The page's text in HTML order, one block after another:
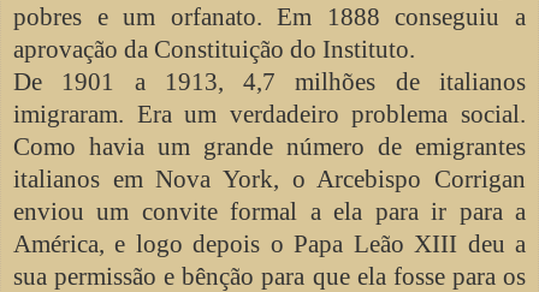
pobres e um orfanato. Em 1888 conseguiu a
aprovação da Constituição do Instituto.
De 1901 a 1913, 4,7 milhões de italianos
imigraram. Era um verdadeiro problema social.
Como havia um grande número de emigrantes
italianos em Nova York, o Arcebispo Corrigan
enviou um convite formal a ela para ir para a
América, e logo depois o Papa Leão XIII deu a
sua permissão e bênção para que ela fosse para os